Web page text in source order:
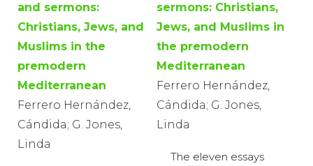
and sermons:
Christians, Jews, and
Muslims in the
premodern
Mediterranean
Ferrero Hernández,
Cándida; G. Jones,
Linda
sermons: Christians,
Jews, and Muslims in
the premodern
Mediterranean
Ferrero Hernández,
Cándida; G. Jones,
Linda
The eleven essays